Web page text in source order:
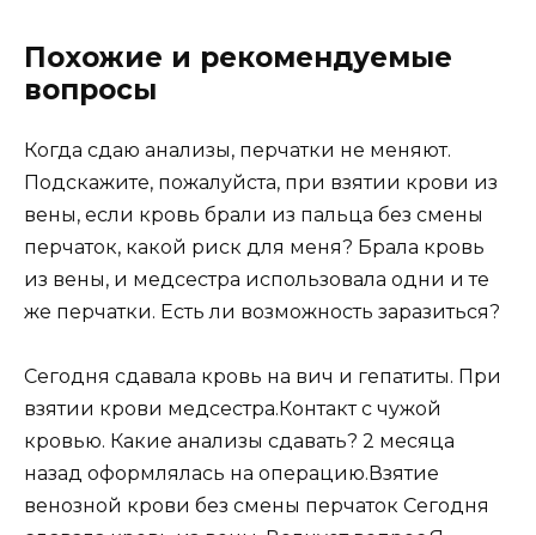
Похожие и рекомендуемые
вопросы
Когда сдаю анализы, перчатки не меняют.
Подскажите, пожалуйста, при взятии крови из
вены, если кровь брали из пальца без смены
перчаток, какой риск для меня? Брала кровь
из вены, и медсестра использовала одни и те
же перчатки. Есть ли возможность заразиться?
Сегодня сдавала кровь на вич и гепатиты. При
взятии крови медсестра.Контакт с чужой
кровью. Какие анализы сдавать? 2 месяца
назад оформлялась на операцию.Взятие
венозной крови без смены перчаток Сегодня